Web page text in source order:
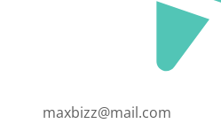
maxbizz@mail.com